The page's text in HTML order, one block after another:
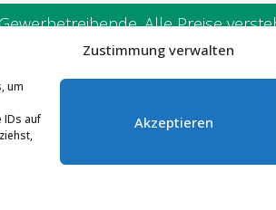
Zustimmung verwalten
um
IDs auf
Akzeptieren
MILANO
Shower
door
g-
90°
Alle Preise
& Co. KG
Str. 12
E-Mail: